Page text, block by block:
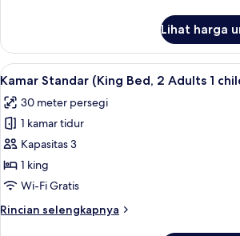
view,
Non-
smoking
(Ace
Suite)
Suite
Suite
room,
view,
Non-
(Ace
Suite)
Lihat harga
Lihat
semua
foto
untuk
Kamar
Standar
(King
2
Seprai
6
Kamar Standar (King Bed, 2 Adults 1
30 meter persegi
1 kamar tidur
Kapasitas 3
1 king
Wi-Fi Gratis
Rincian selengkapnya
Rincian